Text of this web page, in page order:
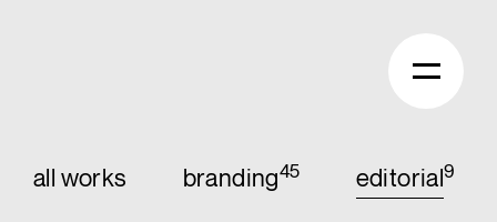
all works branding45 editorial 9